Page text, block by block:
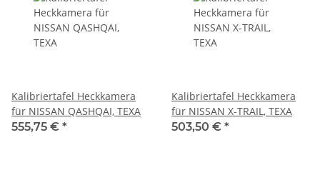
Kalibriertafel Heckkamera
für NISSAN QASHQAI, TEXA
555,75 € *
Kalibriertafel Heckkamera
für NISSAN X-TRAIL, TEXA
503,50 € *